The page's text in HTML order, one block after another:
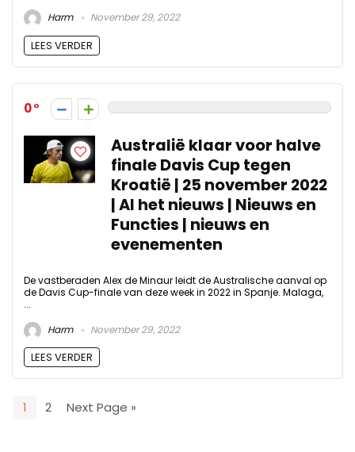
Harm
November 29, 2022
LEES VERDER
0
Australië klaar voor halve
finale Davis Cup tegen
Kroatië | 25 november 2022
| Al het nieuws | Nieuws en
Functies | nieuws en
evenementen
De vastberaden Alex de Minaur leidt de Australische aanval op
de Davis Cup-finale van deze week in 2022 in Spanje. Malaga,
...
Harm
November 29, 2022
LEES VERDER
1 2 Next Page »